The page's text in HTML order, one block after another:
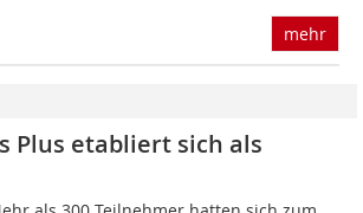
mehr
Plus etabliert sich als